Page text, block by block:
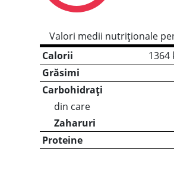
Valori medii nutriționale
Calorii
1364
Grăsimi
Carbohidrați
din care
Zaharuri
Proteine